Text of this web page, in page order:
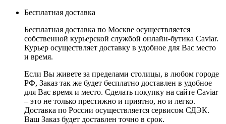
Бесплатная доставка
Бесплатная доставка по Москве осуществляется
собственной курьерской службой онлайн-бутика Caviar.
Курьер осуществляет доставку в удобное для Вас место
и время.
Если Вы живете за пределами столицы, в любом городе
РФ, Заказ так же будет бесплатно доставлен в удобное
для Вас время и место. Сделать покупку на сайте Caviar
– это не только престижно и приятно, но и легко.
Доставка по России осуществляется сервисом СДЭК.
Ваш Заказ будет доставлен точно в срок.